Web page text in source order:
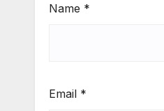
Name *
Email *